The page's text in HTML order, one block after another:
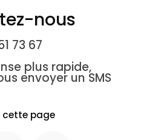
nous
73 67
plus rapide,
envoyer un SMS
cette page